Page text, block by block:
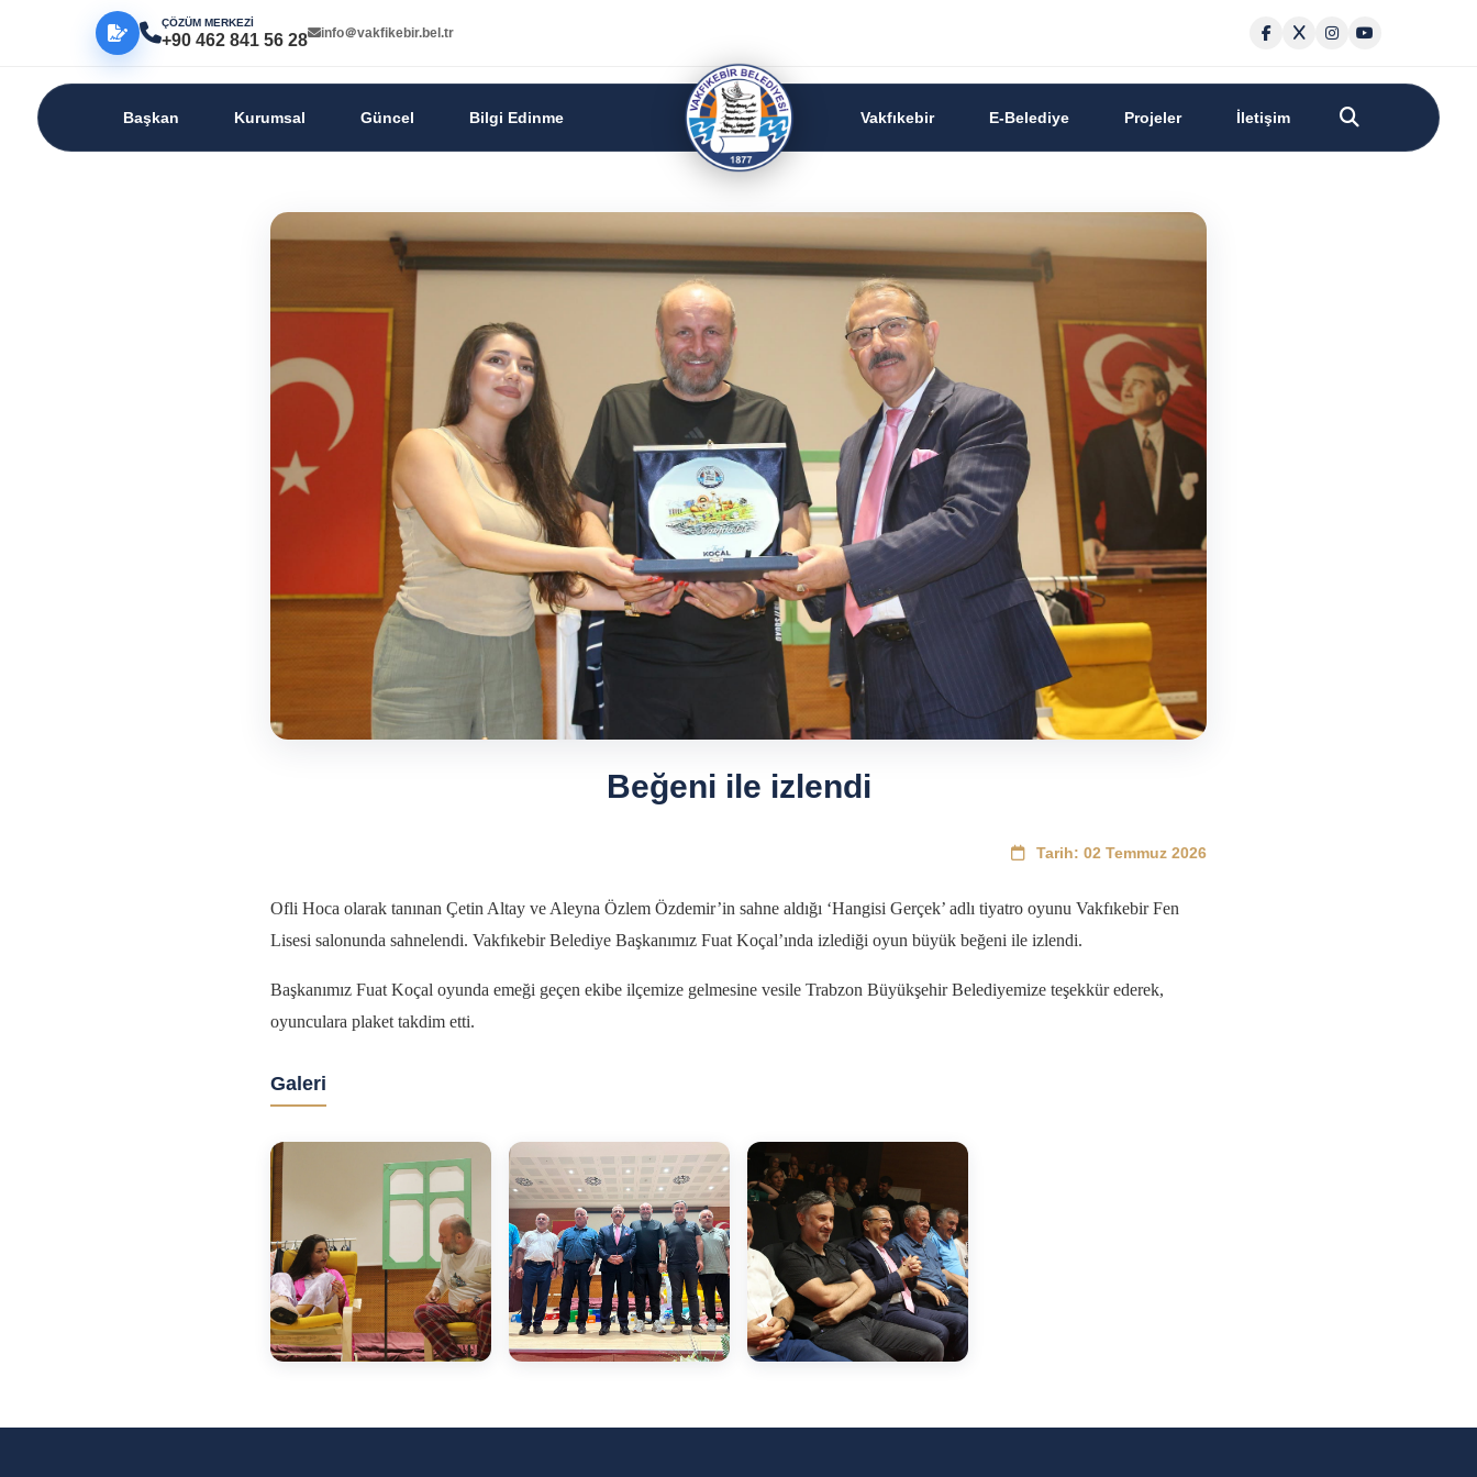
ÇÖZÜM MERKEZİ
+90 462 841 56 28 info＠vakfikebir.bel.tr
Başkan Kurumsal Güncel Bilgi Edinme Vakfıkebir E-Belediye Projeler İletişim
Beğeni ile izlendi
Tarih: 02 Temmuz 2026
Ofli Hoca olarak tanınan Çetin Altay ve Aleyna Özlem Özdemir’in sahne aldığı ‘Hangisi Gerçek’ adlı tiyatro oyunu Vakfıkebir Fen
Lisesi salonunda sahnelendi. Vakfıkebir Belediye Başkanımız Fuat Koçal’ında izlediği oyun büyük beğeni ile izlendi.
Başkanımız Fuat Koçal oyunda emeği geçen ekibe ilçemize gelmesine vesile Trabzon Büyükşehir Belediyemize teşekkür ederek,
oyunculara plaket takdim etti.
Galeri